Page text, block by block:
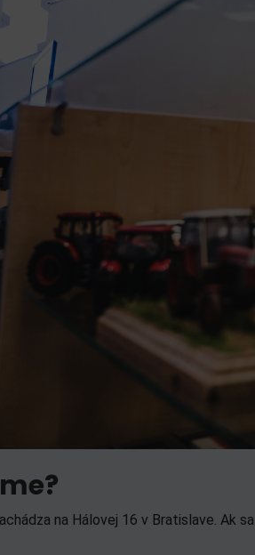
na Hálovej 16 v Bratislave.